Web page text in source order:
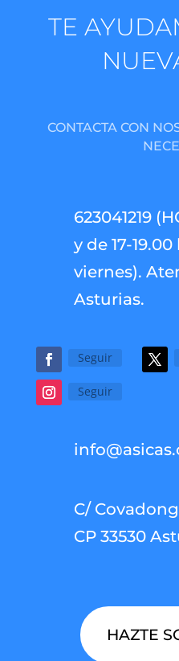
TE
CONTACTA CON
623041219
y de 17-
viernes).
Asturias.
Seguir
Seguir
C/
CP 33530
HAZTE